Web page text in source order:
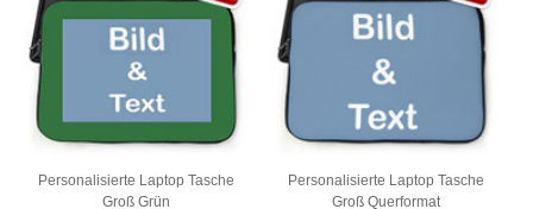
Personalisierte Laptop Tasche
Groß Grün
Personalisierte Laptop Tasche
Groß Querformat